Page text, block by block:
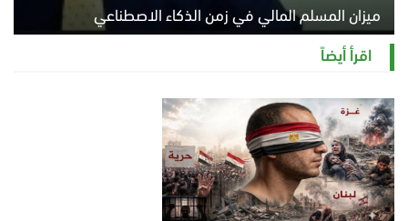
ميزان المسلم المالي في زمن الذكاء الاصطناعي
السبت 8 أغسطس 2026 11:21 ص
اقرأ أيضاً